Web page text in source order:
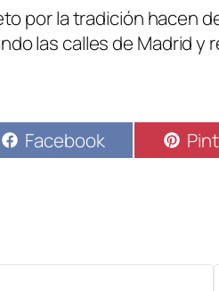
por la tradición hacen
las calles de Madrid y
Facebook